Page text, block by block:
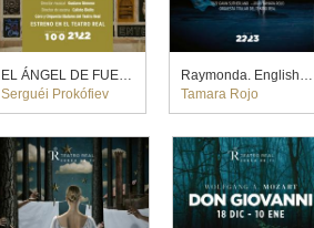
EL ÁNGEL DE FUEGO. Calixto Bieito (2022)
Serguéi Prokófiev
Raymonda. English National Ballet. Gavin Sutherland y Tamara Rojo (2023)
Tamara Rojo